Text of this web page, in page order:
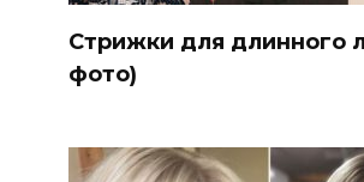
Стрижки для длинного
фото)